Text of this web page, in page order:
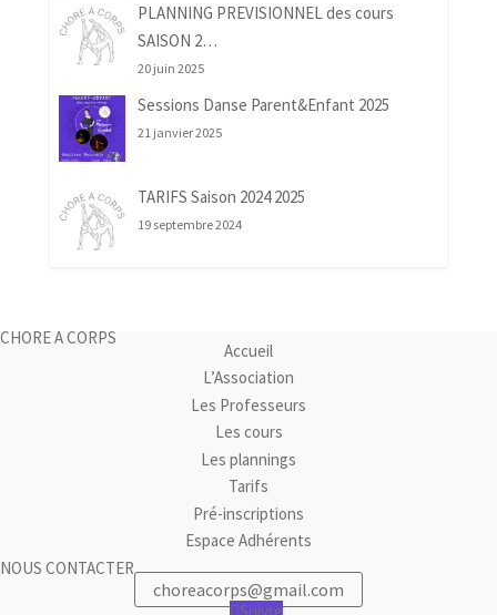
PLANNING PREVISIONNEL des cours
SAISON 2…
20 juin 2025
Sessions Danse Parent&Enfant 2025
21 janvier 2025
TARIFS Saison 2024 2025
19 septembre 2024
CHORE A CORPS
Accueil
L’Association
Les Professeurs
Les cours
Les plannings
Tarifs
Pré-inscriptions
Espace Adhérents
NOUS CONTACTER
choreacorps@gmail.com